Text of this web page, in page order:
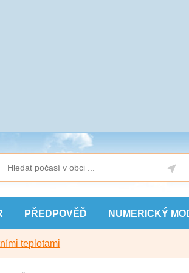
PŘEDPOVĚĎ NUMERICKÝ
teplotami